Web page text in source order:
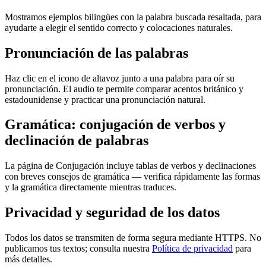
Mostramos ejemplos bilingües con la palabra buscada resaltada, para
ayudarte a elegir el sentido correcto y colocaciones naturales.
Pronunciación de las palabras
Haz clic en el icono de altavoz junto a una palabra para oír su
pronunciación. El audio te permite comparar acentos británico y
estadounidense y practicar una pronunciación natural.
Gramática: conjugación de verbos y
declinación de palabras
La página de Conjugación incluye tablas de verbos y declinaciones
con breves consejos de gramática — verifica rápidamente las formas
y la gramática directamente mientras traduces.
Privacidad y seguridad de los datos
Todos los datos se transmiten de forma segura mediante HTTPS. No
publicamos tus textos; consulta nuestra Política de privacidad para
más detalles.